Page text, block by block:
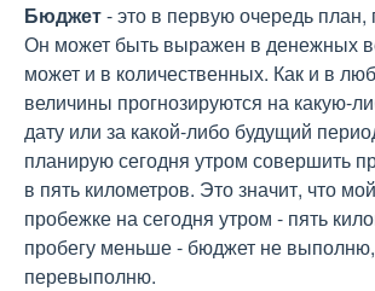
Бюджет- это в первую очередь план,
Он может быть выражен в денежных
может и в количественных. Как и в
величины прогнозируются на какую-
дату или за какой-либо будущий
планирую сегодня утром совершить
в пять километров. Это значит, что
пробежке на сегодня утром - пять
пробегу меньше - бюджет не
перевыполню.